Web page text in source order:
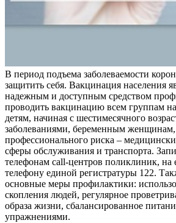
В период подъема заболеваемости
защитить себя. Вакцинация населения
надежным и доступным средством
проводить вакцинацию всем группам
детям, начиная с шестимесячного
заболеваниями, беременным
профессионального риска –
сферы обслуживания и транспорта.
телефонам call-центров поликлиник, на
телефону единой регистратуры 122.
основные меры профилактики:
скопления людей, регулярное
образа жизни, сбалансированное
упражнениями.